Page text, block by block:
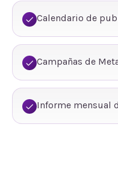
Calendario de
Campañas de
Informe mensual